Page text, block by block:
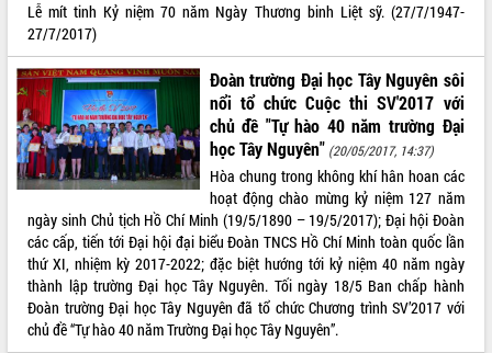
Thường trực HĐND tỉnh Đắk Lắk gặp
mặt Đoàn chuyên gia y tế TP. Hồ Chí
Minh
Lễ truy điệu và an táng hài cốt liệt sĩ
tại Nghĩa trang Liệt sĩ xã Sơn Hòa
Bàn giải pháp tháo gỡ khó khăn trong
xuất khẩu sầu riêng và triển khai quy
định EUDR
Thứ trưởng Bộ Nông nghiệp và Môi
trường Nguyễn Hoàng Hiệp khảo sát
vùng trồng và doanh nghiệp đóng gói
sầu riêng tại Đắk Lắk
Trình diễn nghệ thuật chế biến các
món ăn từ sầu riêng
THỐNG KÊ TRUY CẬP
Hôm nay: 22179
Tất cả: 66067502
Lễ mít tinh Kỷ niệm 70 năm Ngày Thương binh Liệt sỹ. (27/7/1947-
27/7/2017)
Đoàn trường Đại học Tây Nguyên sôi
nổi tổ chức Cuộc thi SV'2017 với
chủ đề "Tự hào 40 năm trường Đại
học Tây Nguyên" (20/05/2017, 14:37)
Hòa chung trong không khí hân hoan các
hoạt động chào mừng kỷ niệm 127 năm
ngày sinh Chủ tịch Hồ Chí Minh (19/5/1890 – 19/5/2017); Đại hội Đoàn
các cấp, tiến tới Đại hội đại biểu Đoàn TNCS Hồ Chí Minh toàn quốc lần
thứ XI, nhiệm kỳ 2017-2022; đặc biệt hướng tới kỷ niệm 40 năm ngày
thành lập trường Đại học Tây Nguyên. Tối ngày 18/5 Ban chấp hành
Đoàn trường Đại học Tây Nguyên đã tổ chức Chương trình SV’2017 với
chủ đề “Tự hào 40 năm Trường Đại học Tây Nguyên”.